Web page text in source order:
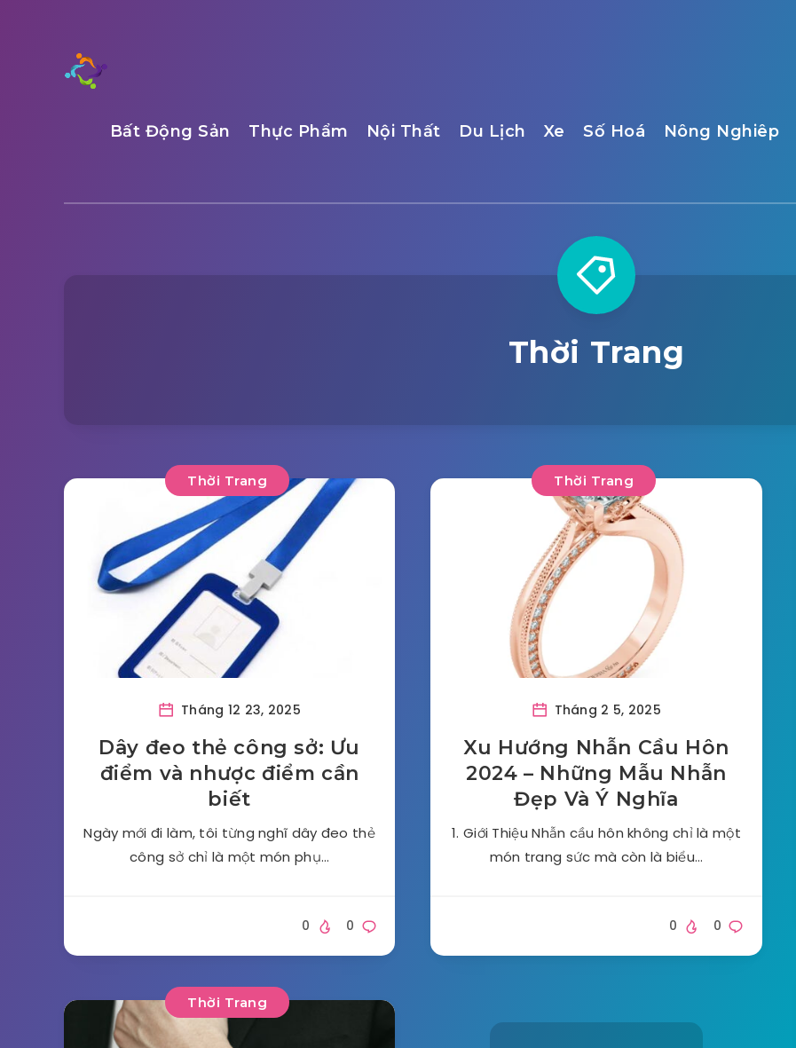
Bất Động Sản Thực Phẩm Nội Thất Du Lịch Xe Số Hoá Nông Nghiêp
Thời Trang
Thời Trang
Tháng 12 23, 2025
Dây đeo thẻ công sở: Ưu
điểm và nhược điểm cần
biết
Ngày mới đi làm, tôi từng nghĩ dây đeo thẻ
công sở chỉ là một món phụ…
0
0
Thời Trang
Tháng 2 5, 2025
Xu Hướng Nhẫn Cầu Hôn
2024 – Những Mẫu Nhẫn
Đẹp Và Ý Nghĩa
1. Giới Thiệu Nhẫn cầu hôn không chỉ là một
món trang sức mà còn là biểu…
0
0
Thời Trang